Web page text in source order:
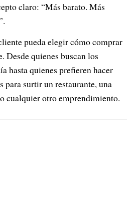
claro: “Más barato. Más
pueda elegir cómo comprar
Desde quienes buscan los
hasta quienes prefieren hacer
para surtir un restaurante, una
cualquier otro emprendimiento.